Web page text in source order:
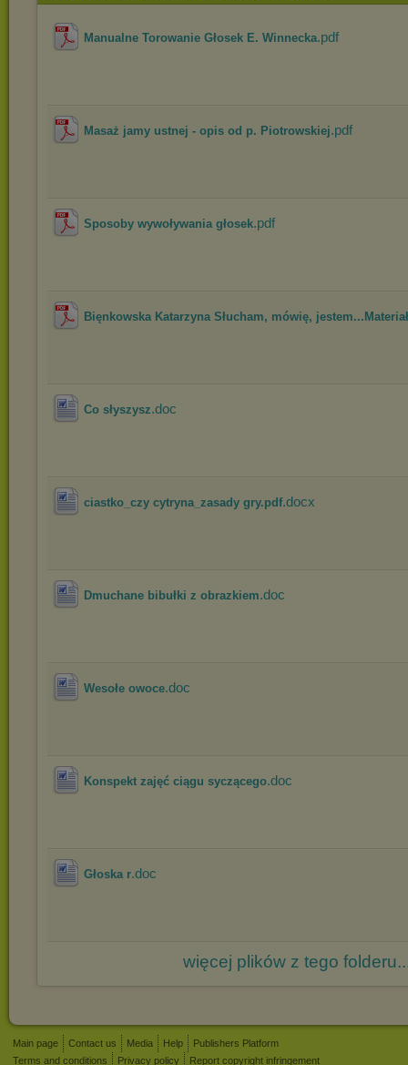
Manualne Torowanie Głosek E. Winnecka.pdf
Masaż jamy ustnej - opis od p. Piotrowskiej.pdf
Sposoby wywoływania głosek.pdf
Bięnkowska Katarzyna Słucham, mówię,
Co słyszysz.doc
ciastko_czy cytryna_zasady gry.pdf.docx
Dmuchane bibułki z obrazkiem.doc
Wesołe owoce.doc
Konspekt zajęć ciągu syczącego.doc
Głoska r.doc
więcej plików z tego
Main page Contact us Media Help
Publishers Platform
Terms and conditions
Privacy policy Report copyright infringement